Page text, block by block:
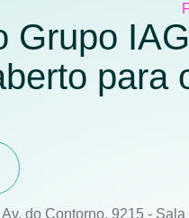
Grupo
para
Av. do Contorno, 9215 -